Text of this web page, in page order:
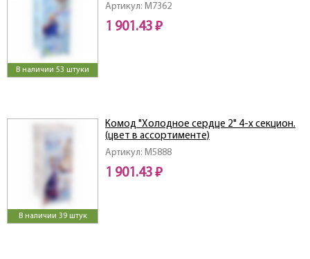
В наличии 53 штуки
Артикул: M7362
1 901.43 ₽
В наличии 39 штук
Артикул: M5888
Комод "Холодное сердце 2" 4-х секцион.
(цвет в ассортименте)
1 901.43 ₽